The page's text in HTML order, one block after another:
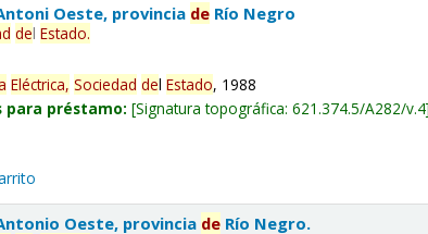
Oeste, provincia de Río Negro
delEstado.
Eléctrica, Sociedad delEstado, 1988
para préstamo: Signatura topográfica:621.374.5/A282/v.4
Oeste, provincia de Río Negro.